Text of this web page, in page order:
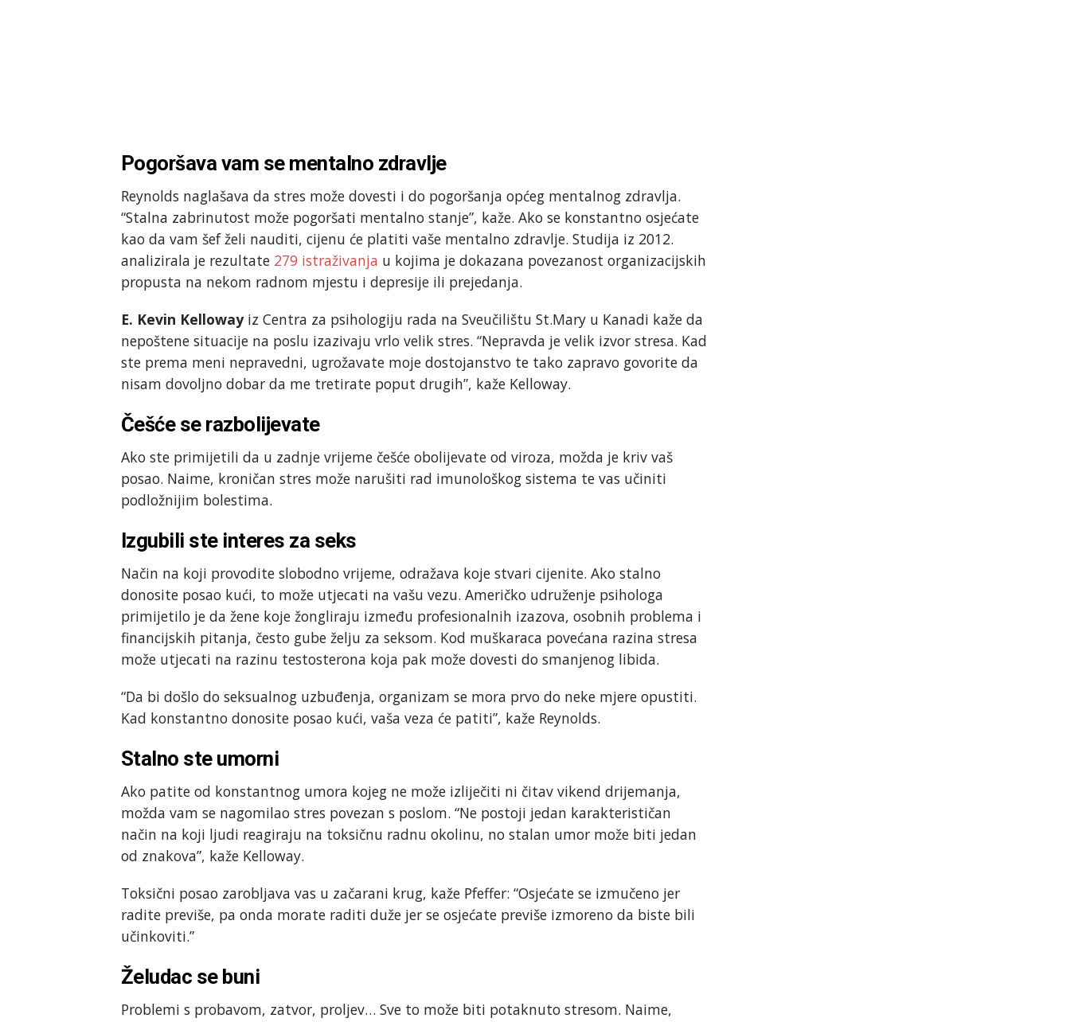
Pogoršava vam se mentalno zdravlje
Reynolds naglašava da stres može dovesti i do pogoršanja općeg mentalnog zdravlja.
“Stalna zabrinutost može pogoršati mentalno stanje”, kaže. Ako se konstantno osjećate
kao da vam šef želi nauditi, cijenu će platiti vaše mentalno zdravlje. Studija iz 2012.
analizirala je rezultate 279 istraživanja u kojima je dokazana povezanost organizacijskih
propusta na nekom radnom mjestu i depresije ili prejedanja.
E. Kevin Kellowayiz Centra za psihologiju rada na Sveučilištu St.Mary u Kanadi kaže da
nepoštene situacije na poslu izazivaju vrlo velik stres. “Nepravda je velik izvor stresa. Kad
ste prema meni nepravedni, ugrožavate moje dostojanstvo te tako zapravo govorite da
nisam dovoljno dobar da me tretirate poput drugih”, kaže Kelloway.
Češće se razbolijevate
Ako ste primijetili da u zadnje vrijeme češće obolijevate od viroza, možda je kriv vaš
posao. Naime, kroničan stres može narušiti rad imunološkog sistema te vas učiniti
podložnijim bolestima.
Izgubili ste interes za seks
Način na koji provodite slobodno vrijeme, odražava koje stvari cijenite. Ako stalno
donosite posao kući, to može utjecati na vašu vezu. Američko udruženje psihologa
primijetilo je da žene koje žongliraju između profesionalnih izazova, osobnih problema i
financijskih pitanja, često gube želju za seksom. Kod muškaraca povećana razina stresa
može utjecati na razinu testosterona koja pak može dovesti do smanjenog libida.
“Da bi došlo do seksualnog uzbuđenja, organizam se mora prvo do neke mjere opustiti.
Kad konstantno donosite posao kući, vaša veza će patiti”, kaže Reynolds.
Stalno ste umorni
Ako patite od konstantnog umora kojeg ne može izliječiti ni čitav vikend drijemanja,
možda vam se nagomilao stres povezan s poslom. “Ne postoji jedan karakterističan
način na koji ljudi reagiraju na toksičnu radnu okolinu, no stalan umor može biti jedan
od znakova”, kaže Kelloway.
Toksični posao zarobljava vas u začarani krug, kaže Pfeffer: “Osjećate se izmučeno jer
radite previše, pa onda morate raditi duže jer se osjećate previše izmoreno da biste bili
učinkoviti.”
Želudac se buni
Problemi s probavom, zatvor, proljev… Sve to može biti potaknuto stresom. Naime,